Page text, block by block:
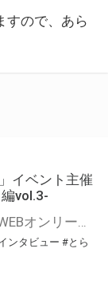
すので、あら
」イベント主催
vol.3-
こんにちは、とらのあなWEBオンリー運営スタッフです。 新たにお届けする、イベント主催者インタビュー-マルシェ編-は、 とらのあなWEBオンリー「マルシェ」をご利用した主催様に 「マルシェ」を使って開催した感想や心がけをお聞きする企画です。 今回は、WEBオンリー初開催「つるみかるぱれーど
ンタビュー #とら